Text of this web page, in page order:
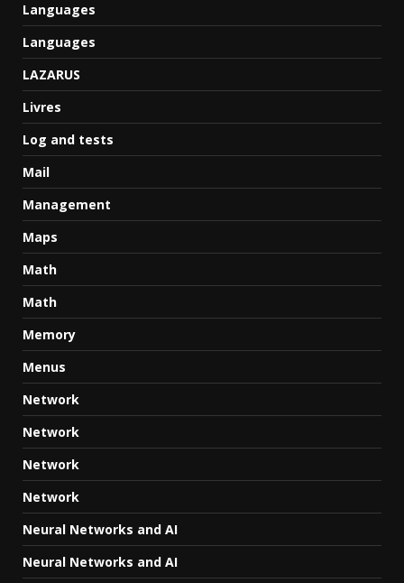
Languages
Languages
LAZARUS
Livres
Log and tests
Mail
Management
Maps
Math
Math
Memory
Menus
Network
Network
Network
Network
Neural Networks and AI
Neural Networks and AI